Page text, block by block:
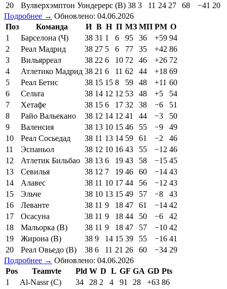
20
Вулверхэмптон Уондерерс (В) 38 3 11 24 27 68 −41 20
Подробнее → Обновлено: 04.06.2026
Поз
Команда И В Н П МЗ МП РМ О
1
Барселона (Ч) 38 31 1 6 95 36 +59 94
2
Реал Мадрид 38 27 5 6 77 35 +42 86
3
Вильярреал 38 22 6 10 72 46 +26 72
4
Атлетико Мадрид 38 21 6 11 62 44 +18 69
5
Реал Бетис 38 15 15 8 59 48 +11 60
6
Сельта 38 14 12 12 53 48 +5
54
7
Хетафе 38 15 6 17 32 38 −6
51
8
Райо Вальекано 38 12 14 12 41 44 −3
50
9
Валенсия 38 13 10 15 46 55 −9
49
10
Реал Сосьедад 38 11 13 14 59 61 −2
46
11
Эспаньол 38 12 10 16 43 55 −12 46
12
Атлетик Бильбао 38 13 6 19 43 58 −15 45
13
Севилья 38 12 7 19 46 60 −14 43
14
Алавес 38 11 10 17 44 56 −12 43
15
Эльче 38 10 13 15 49 57 −8
43
16
Леванте 38 11 9 18 47 61 −14 42
17
Осасуна 38 11 9 18 44 50 −6
42
18
Мальорка (В) 38 11 9 18 47 57 −10 42
19
Жирона (В) 38 9 14 15 39 55 −16 41
20
Реал Овьедо (В) 38 6 11 21 26 60 −34 29
Подробнее → Обновлено: 04.06.2026
Pos
Teamvte Pld W D L GF GA GD Pts
1
Al-Nassr (C) 34 28 2 4 91 28 +63 86